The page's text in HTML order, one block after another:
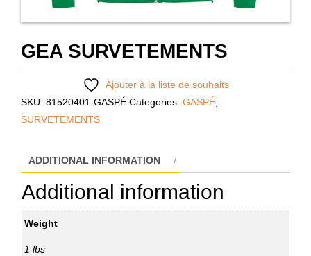
GEA SURVETEMENTS
Ajouter à la liste de souhaits
SKU: 81520401-GASPÉ Categories: GASPÉ,
SURVETEMENTS
ADDITIONAL INFORMATION
Additional information
Weight
1 lbs